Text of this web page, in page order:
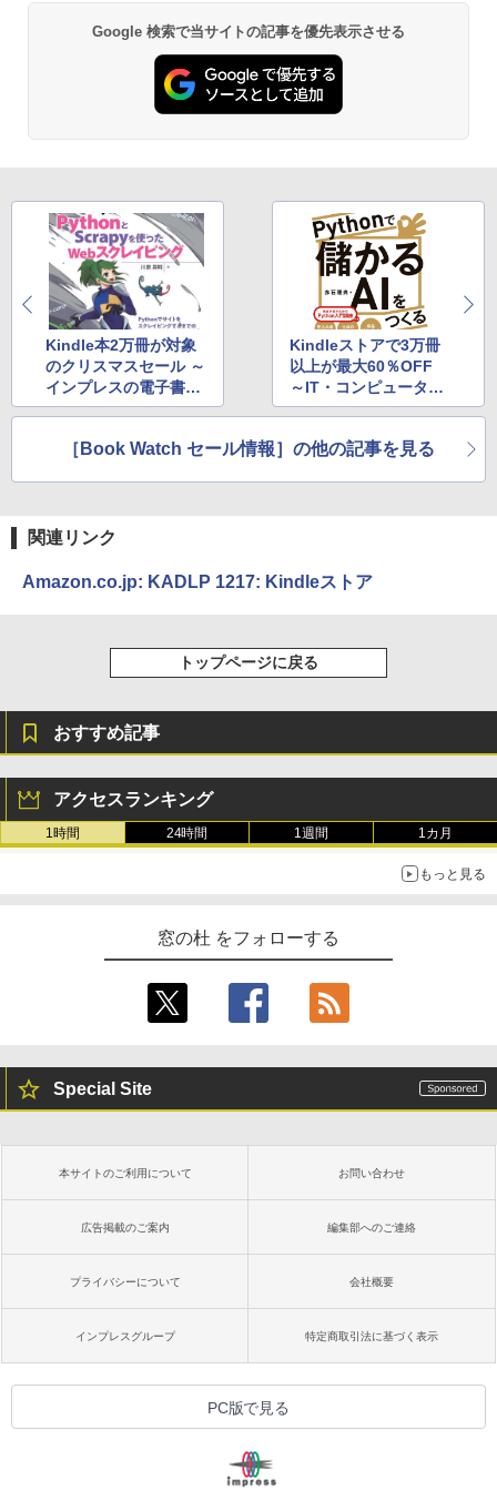
Google 検索で当サイトの記事を優先表示させる
Kindle本2万冊が対象
のクリスマスセール ～
インプレスの電子書籍
500点超がセール中
Kindleストアで3万冊
以上が最大60％OFF
～IT・コンピュータ関
連本も安い！
［Book Watch セール情報］の他の記事を見る
関連リンク
Amazon.co.jp: KADLP 1217: Kindleストア
トップページに戻る
おすすめ記事
アクセスランキング
1時間 24時間 1週間 1カ月
もっと見る
窓の杜 をフォローする
Special Site
本サイトのご利用について お問い合わせ
広告掲載のご案内 編集部へのご連絡
プライバシーについて 会社概要
インプレスグループ 特定商取引法に基づく表示
PC版で見る